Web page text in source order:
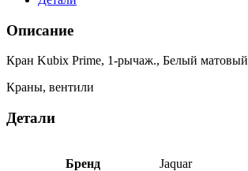
Белый
матовый
KUP-
35041PM
Описание
Кран Kubix Prime, 1-рычаж., Белый матовый
Краны, вентили
Детали
Бренд Jaquar